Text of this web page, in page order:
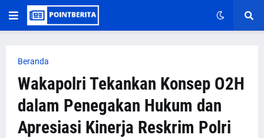
Beranda
Wakapolri Tekankan Konsep O2H
dalam Penegakan Hukum dan
Apresiasi Kinerja Reskrim Polri